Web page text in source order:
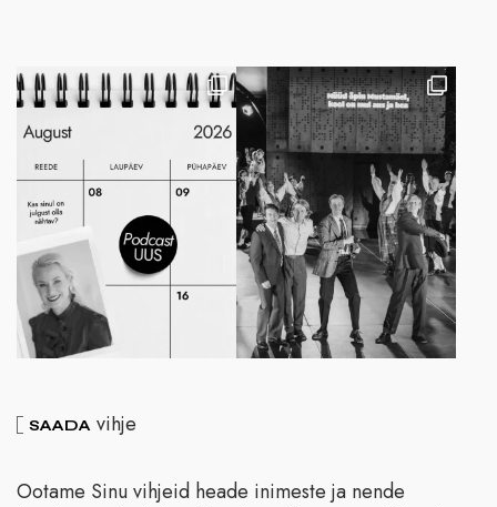
SAADA vihje
Ootame Sinu vihjeid heade inimeste ja nende